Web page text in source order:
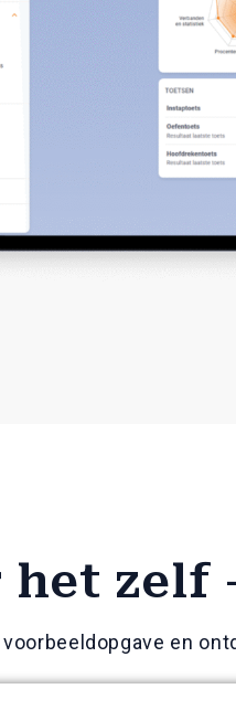
het zelf
voorbeeldopgave en